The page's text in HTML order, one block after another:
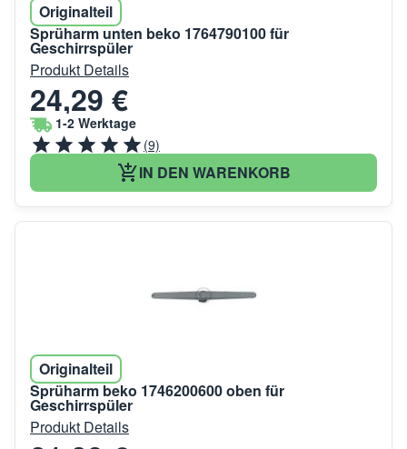
Originalteil
Sprüharm unten beko 1764790100 für
Geschirrspüler
Produkt Details
24,29 €
1-2 Werktage
(9)
IN DEN WARENKORB
Originalteil
Sprüharm beko 1746200600 oben für
Geschirrspüler
Produkt Details